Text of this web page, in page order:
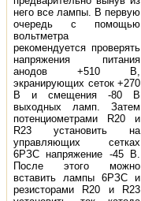
него все лампы. В первую
очередь с помощью
вольтметра
рекомендуется проверять
напряжения питания
анодов +510 В,
экранирующих сеток +270
В и смещения -80 В
выходных ламп. Затем
потенциометрами R20 и
R23 установить на
управляющих сетках
6РЗС напряжение -45 В.
После этого можно
вставить лампы 6РЗС и
резисторами R20 и R23